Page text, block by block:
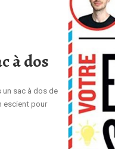
à dos
un sac à dos de
escient pour